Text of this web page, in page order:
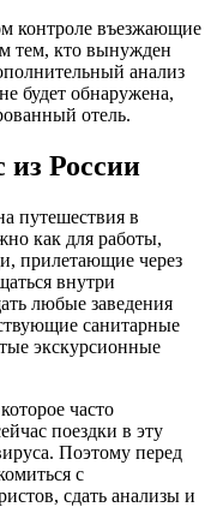
контроле въезжающие
тем, кто вынужден
анализ
будет обнаружена,
отель.
из России
путешествия в
как для работы,
прилетающие через
внутри
любые заведения
санитарные
экскурсионные
часто
поездки в эту
Поэтому перед
с
сдать анализы и